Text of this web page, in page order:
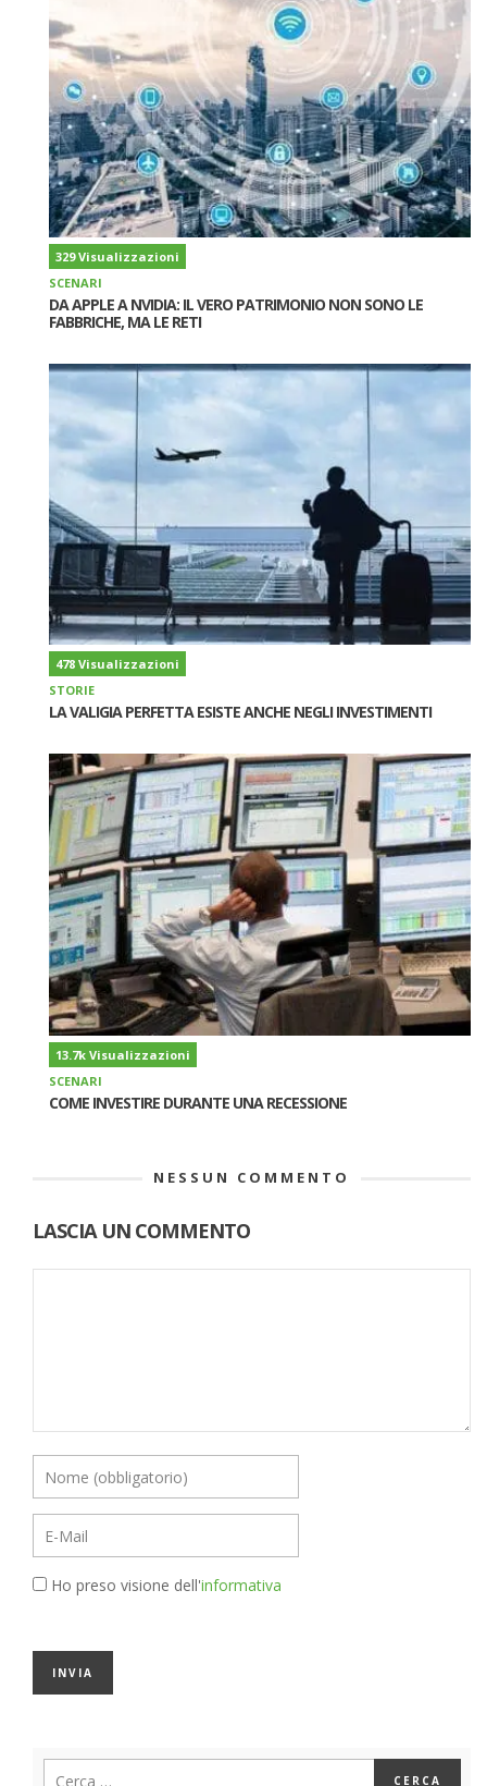
329 Visualizzazioni
SCENARI
DA APPLE A NVIDIA: IL VERO PATRIMONIO NON SONO LE
FABBRICHE, MA LE RETI
478 Visualizzazioni
STORIE
LA VALIGIA PERFETTA ESISTE ANCHE NEGLI INVESTIMENTI
13.7k Visualizzazioni
SCENARI
COME INVESTIRE DURANTE UNA RECESSIONE
NESSUN COMMENTO
LASCIA UN COMMENTO
Ho preso visione dell'informativa